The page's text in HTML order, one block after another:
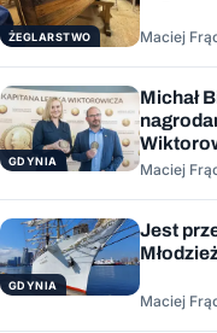
ŻEGLARSTWO Maciej
GDYNIA
Michał
Maciej
GDYNIA
Jest
Maciej